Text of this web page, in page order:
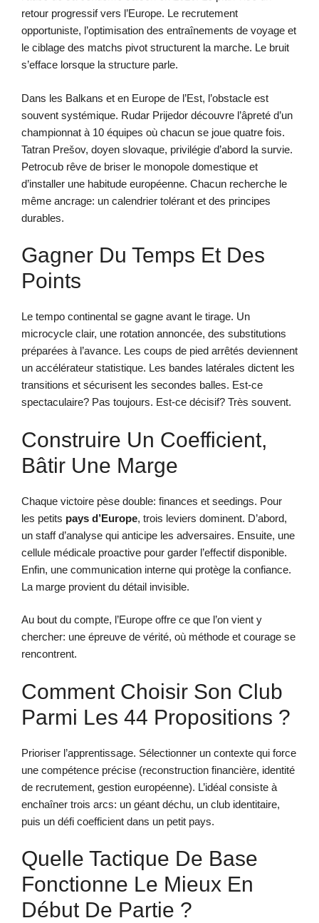
retour progressif vers l’Europe. Le recrutement
opportuniste, l’optimisation des entraînements de voyage et
le ciblage des matchs pivot structurent la marche. Le bruit
s’efface lorsque la structure parle.
Dans les Balkans et en Europe de l’Est, l’obstacle est
souvent systémique. Rudar Prijedor découvre l’âpreté d’un
championnat à 10 équipes où chacun se joue quatre fois.
Tatran Prešov, doyen slovaque, privilégie d’abord la survie.
Petrocub rêve de briser le monopole domestique et
d’installer une habitude européenne. Chacun recherche le
même ancrage: un calendrier tolérant et des principes
durables.
Gagner Du Temps Et Des
Points
Le tempo continental se gagne avant le tirage. Un
microcycle clair, une rotation annoncée, des substitutions
préparées à l’avance. Les coups de pied arrêtés deviennent
un accélérateur statistique. Les bandes latérales dictent les
transitions et sécurisent les secondes balles. Est-ce
spectaculaire? Pas toujours. Est-ce décisif? Très souvent.
Construire Un Coefficient,
Bâtir Une Marge
Chaque victoire pèse double: finances et seedings. Pour
les petits pays d’Europe, trois leviers dominent. D’abord,
un staff d’analyse qui anticipe les adversaires. Ensuite, une
cellule médicale proactive pour garder l’effectif disponible.
Enfin, une communication interne qui protège la confiance.
La marge provient du détail invisible.
Au bout du compte, l’Europe offre ce que l’on vient y
chercher: une épreuve de vérité, où méthode et courage se
rencontrent.
Comment Choisir Son Club
Parmi Les 44 Propositions ?
Prioriser l’apprentissage. Sélectionner un contexte qui force
une compétence précise (reconstruction financière, identité
de recrutement, gestion européenne). L’idéal consiste à
enchaîner trois arcs: un géant déchu, un club identitaire,
puis un défi coefficient dans un petit pays.
Quelle Tactique De Base
Fonctionne Le Mieux En
Début De Partie ?